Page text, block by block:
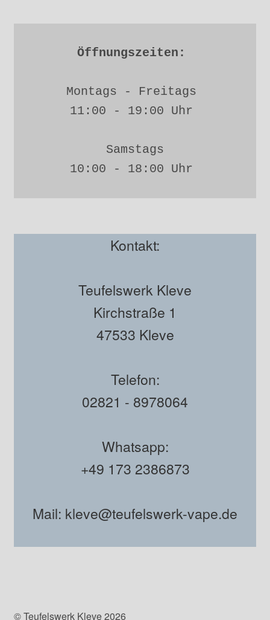
Öffnungszeiten:
Montags - Freitags
11:00 - 19:00 Uhr
Samstags
10:00 - 18:00 Uhr
Kontakt:
Teufelswerk Kleve
Kirchstraße 1
47533 Kleve
Telefon:
02821 - 8978064
Whatsapp:
+49 173 2386873
Mail: kleve@teufelswerk-vape.de
© Teufelswerk Kleve 2026